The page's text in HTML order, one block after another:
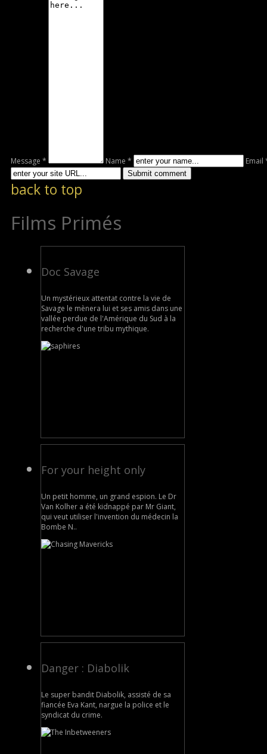
Message * Name * Email
back to top
Films Primés
Doc Savage
Un mystérieux attentat contre la vie de
Savage le mènera lui et ses amis dans une
vallée perdue de l'Amérique du Sud à la
recherche d'une tribu mythique.
For your height only
Un petit homme, un grand espion. Le Dr
Van Kolher a été kidnappé par Mr Giant,
qui veut utiliser l'invention du médecin la
Bombe N..
Danger : Diabolik
Le super bandit Diabolik, assisté de sa
fiancée Eva Kant, nargue la police et le
syndicat du crime.